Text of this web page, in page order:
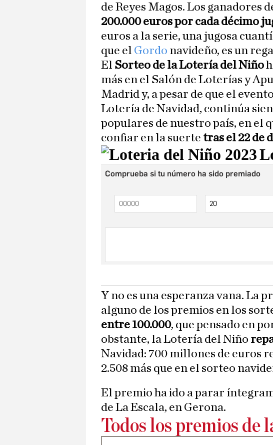
de Reyes Magos. Los ganadores
200.000 euros por cada décimo
euros a la serie, una jugosa
que el Gordo navideño, es un
El Sorteo de la Lotería del Niño
más en el Salón de Loterías y
Madrid y, a pesar de que el
Lotería de Navidad, continúa
populares de nuestro país, en el
confiar en la suerte tras el 22 de
Y no es una esperanza vana. La
alguno de los premios en los
entre 100.000, que pensado en
obstante, la Lotería del Niño
Navidad: 700 millones de euros
2.508 más que en el sorteo
El premio ha ido a parar
de La Escala, en Gerona.
Todos los premios de